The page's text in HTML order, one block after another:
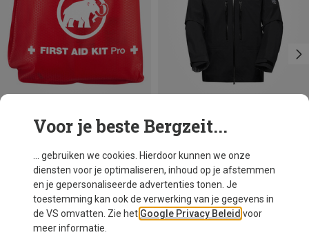
Je bespaart 20% Je bespaart 23%
Voor je beste Bergzeit...
... gebruiken we cookies. Hierdoor kunnen we onze
diensten voor je optimaliseren, inhoud op je afstemmen
en je gepersonaliseerde advertenties tonen. Je
toestemming kan ook de verwerking van je gegevens in
de VS omvatten. Zie het Google Privacy Beleid voor
meer informatie.